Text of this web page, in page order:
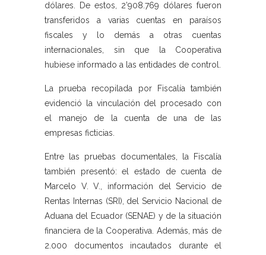
dólares. De estos, 2’908.769 dólares fueron
transferidos a varias cuentas en paraísos
fiscales y lo demás a otras cuentas
internacionales, sin que la Cooperativa
hubiese informado a las entidades de control.
La prueba recopilada por Fiscalía también
evidenció la vinculación del procesado con
el manejo de la cuenta de una de las
empresas ficticias.
Entre las pruebas documentales, la Fiscalía
también presentó: el estado de cuenta de
Marcelo V. V., información del Servicio de
Rentas Internas (SRI), del Servicio Nacional de
Aduana del Ecuador (SENAE) y de la situación
financiera de la Cooperativa. Además, más de
2.000 documentos incautados durante el